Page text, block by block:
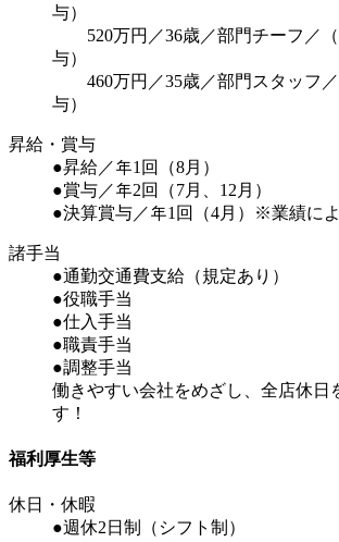
与）
520万円／36歳／部門チーフ／（
与）
460万円／35歳／部門スタッフ／
与）
昇給・賞与
●昇給／年1回（8月）
●賞与／年2回（7月、12月）
●決算賞与／年1回（4月）※業績に
諸手当
●通勤交通費支給（規定あり）
●役職手当
●仕入手当
●職責手当
●調整手当
働きやすい会社をめざし、全店休日
す！
福利厚生等
休日・休暇
●週休2日制（シフト制）